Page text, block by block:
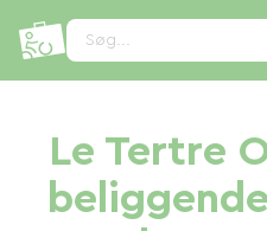
Søg...
Le Tertre
CCookie-styringspanel